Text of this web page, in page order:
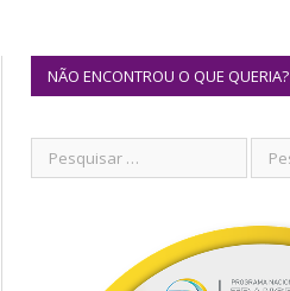
NÃO ENCONTROU O QUE QUERIA?